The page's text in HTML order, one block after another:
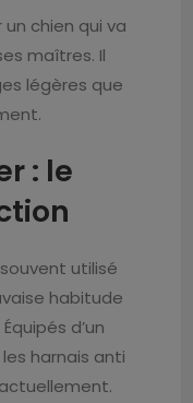
un chien qui va
maîtres. Il
légères que
: le
utilisé
habitude
d’un
harnais anti